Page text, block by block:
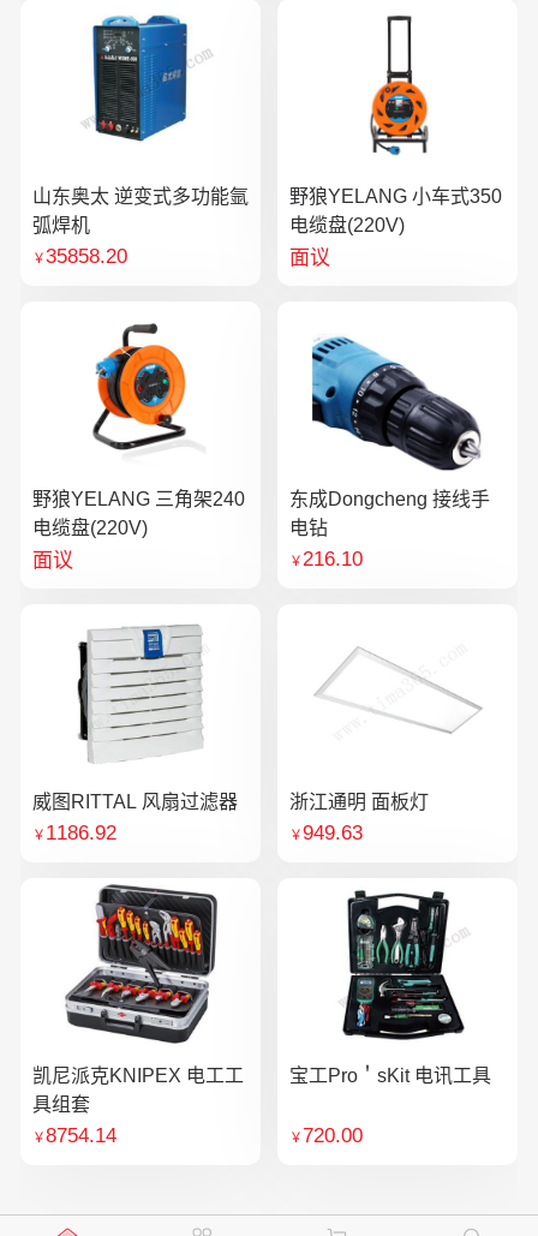
山东奥太 逆变式多功能氩
弧焊机
￥35858.20
野狼YELANG 小车式350
电缆盘(220V)
面议
野狼YELANG 三角架240
电缆盘(220V)
面议
东成Dongcheng 接线手
电钻
￥216.10
威图RITTAL 风扇过滤器
￥ 1186.92
浙江通明 面板灯
￥949.63
凯尼派克KNIPEX 电工工
具组套
￥8754.14
宝工Pro＇sKit 电讯工具
￥720.00